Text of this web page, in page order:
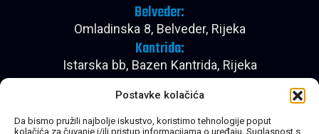
Postavke kolačića
Da bismo pružili najbolje iskustvo, koristimo tehnologije poput
Belveder:
Omladinska 8, Belveder, Rijeka
Kantrida:
Istarska bb, Bazen Kantrida, Rijeka
Pon - Pet:
08:00 - 22:30
Subota: